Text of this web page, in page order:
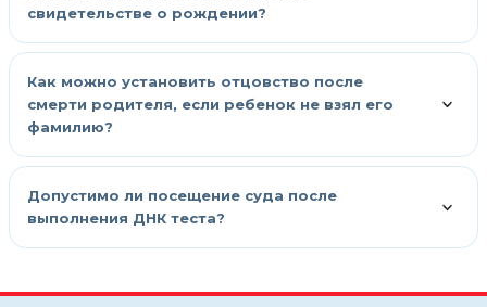
свидетельстве о рождении?
Как можно установить отцовство после
смерти родителя, если ребенок не взял его
фамилию?
Допустимо ли посещение суда после
выполнения ДНК теста?